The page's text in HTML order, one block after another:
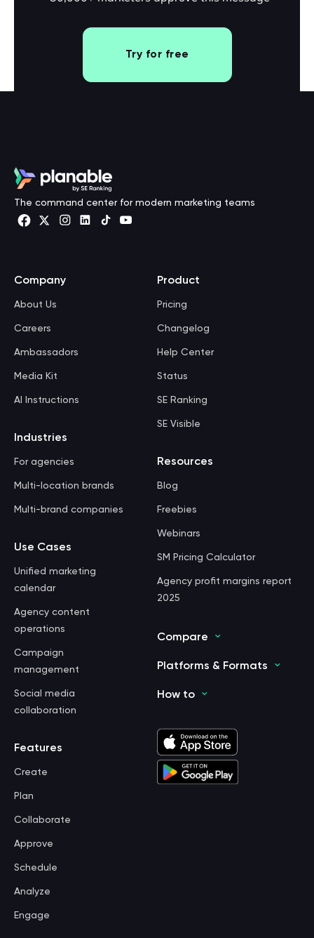
Try for free
The command center for modern marketing teams
Company
About Us
Careers
Ambassadors
Media Kit
AI Instructions
Industries
For agencies
Multi-location brands
Multi-brand companies
Use Cases
Unified marketing
calendar
Agency content
operations
Campaign
management
Social media
collaboration
Features
Create
Plan
Collaborate
Approve
Schedule
Analyze
Engage
Product
Pricing
Changelog
Help Center
Status
SE Ranking
SE Visible
Resources
Blog
Freebies
Webinars
SM Pricing Calculator
Agency profit margins report
2025
Compare
Platforms & Formats
How to